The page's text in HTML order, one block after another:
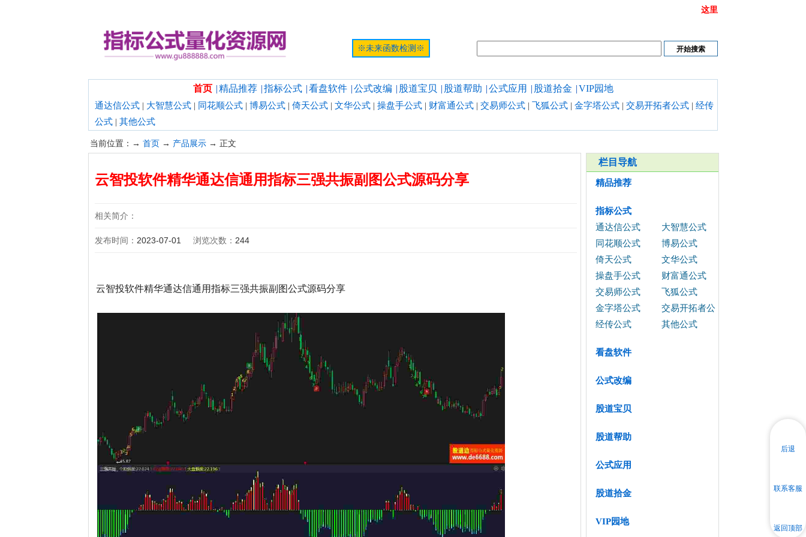
这里
※未来函数检测※
首页 |精品推荐 |指标公式 |看盘软件 |公式改编 | 股道宝贝 | 股道帮助 |公式应用 | 股道拾金 |VIP园地
通达信公式 | 大智慧公式 | 同花顺公式 | 博易公式 | 倚天公式 | 文华公式 | 操盘手公式 | 财富通公式 | 交易师公式 | 飞狐公式 | 金字塔公式 | 交易开拓者公式 | 经传
公式 | 其他公式
当前位置：→ 首页 → 产品展示 → 正文
云智投软件精华通达信通用指标三强共振副图公式源码分享
相关简介：
发布时间： 2023-07-01 浏览次数： 244
云智投软件精华通达信通用指标三强共振副图公式源码分享
栏目导航
精品推荐
指标公式
通达信公式
大智慧公式
同花顺公式
博易公式
倚天公式
文华公式
操盘手公式
财富通公式
交易师公式
飞狐公式
金字塔公式
交易开拓者公
式
经传公式 其他公式
看盘软件
公式改编
股道宝贝
股道帮助
公式应用
股道拾金
VIP园地
后退
联系客服
返回顶部